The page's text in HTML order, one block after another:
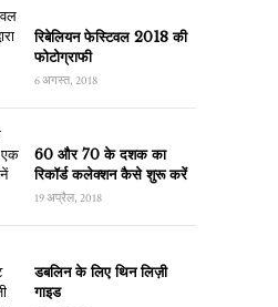
रिबेलियन फेस्टिवल 2018 की
फोटोग्राफी
6 अगस्त, 2018
60 और 70 के दशक का
रिकॉर्ड कलेक्शन कैसे शुरू करें
19 अप्रैल, 2018
डबलिन के लिए थिन लिज़ी
गाइड